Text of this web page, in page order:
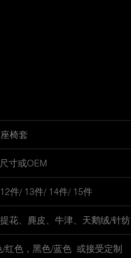
椅套
寸或OEM
件/ 13件/ 14件/ 15件
花、麂皮、牛津、天鹅绒/针纺
红色，黑色/蓝色 或接受定制